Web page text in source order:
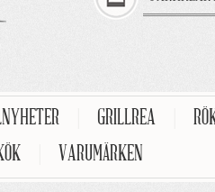
GRILLREA
VARUMÄRKEN